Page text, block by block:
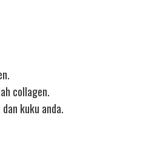
collagen.
kuku anda.